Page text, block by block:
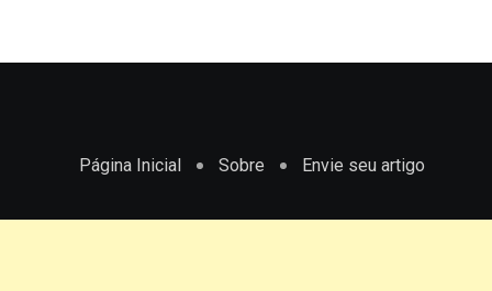
Página Inicial Sobre Envie seu artigo